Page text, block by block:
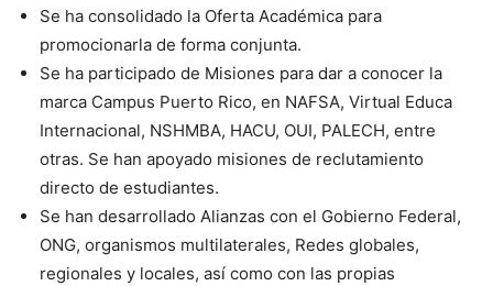
Se ha consolidado la Oferta Académica para
promocionarla de forma conjunta.
Se ha participado de Misiones para dar a conocer la
marca Campus Puerto Rico, en NAFSA, Virtual Educa
Internacional, NSHMBA, HACU, OUI, PALECH, entre
otras. Se han apoyado misiones de reclutamiento
directo de estudiantes.
Se han desarrollado Alianzas con el Gobierno Federal,
ONG, organismos multilaterales, Redes globales,
regionales y locales, así como con las propias